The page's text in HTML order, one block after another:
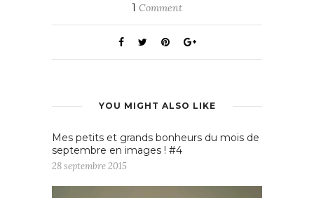
1 Comment
YOU MIGHT ALSO LIKE
Mes petits et grands bonheurs du mois de
septembre en images ! #4
28 septembre 2015